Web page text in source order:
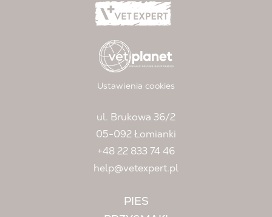
Ustawienia cookies
ul. Brukowa 36/2
05-092 Łomianki
+48 22 833 74 46
help@vetexpert.pl
PIES